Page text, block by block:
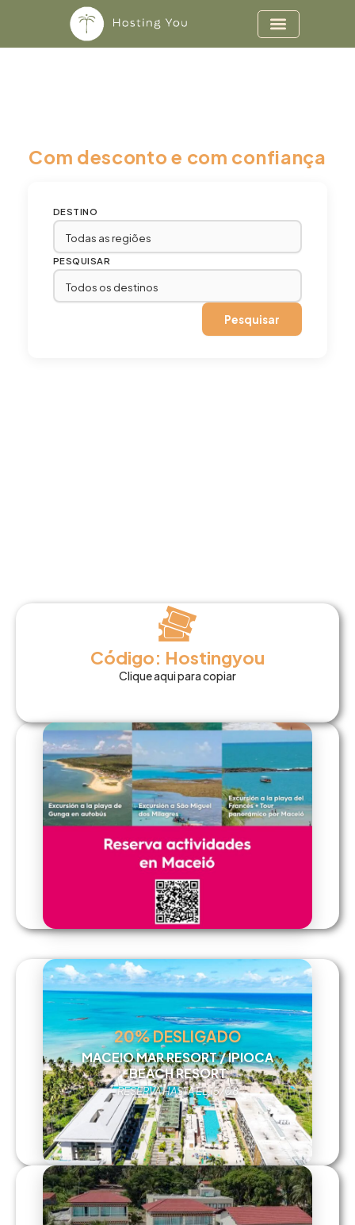
Ir para o conteúdo
Com desconto e com confiança
DESTINO
PESQUISAR
Pesquisar
Código: Hostingyou
Clique aqui para copiar
20% DESLIGADO
MACEIO MAR RESORT / IPIOCA
BEACH RESORT
RESERVA HASTA EL 15/08